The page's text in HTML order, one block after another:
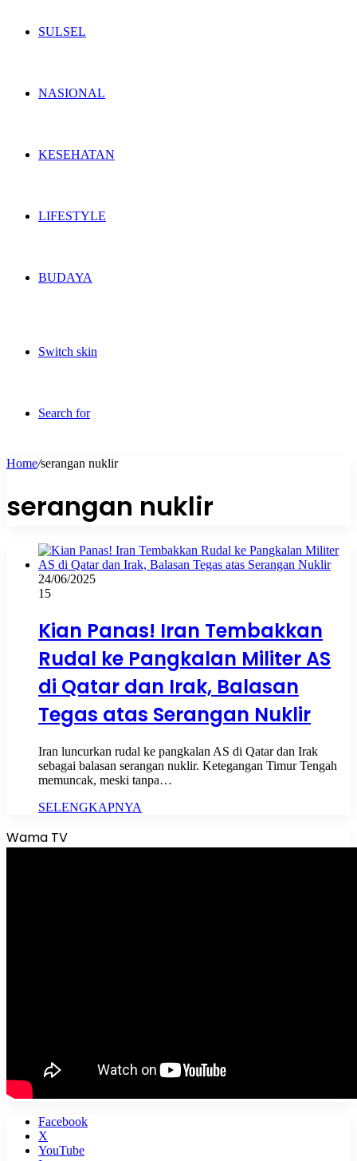
SULSEL
NASIONAL
KESEHATAN
LIFESTYLE
BUDAYA
Switch skin
Search for
Home/serangan nuklir
serangan nuklir
24/06/2025
15
Kian Panas! Iran Tembakkan
Rudal ke Pangkalan Militer AS
di Qatar dan Irak, Balasan
Tegas atas Serangan Nuklir
Iran luncurkan rudal ke pangkalan AS di Qatar dan Irak
sebagai balasan serangan nuklir. Ketegangan Timur Tengah
memuncak, meski tanpa…
SELENGKAPNYA
Wama TV
Facebook
X
YouTube